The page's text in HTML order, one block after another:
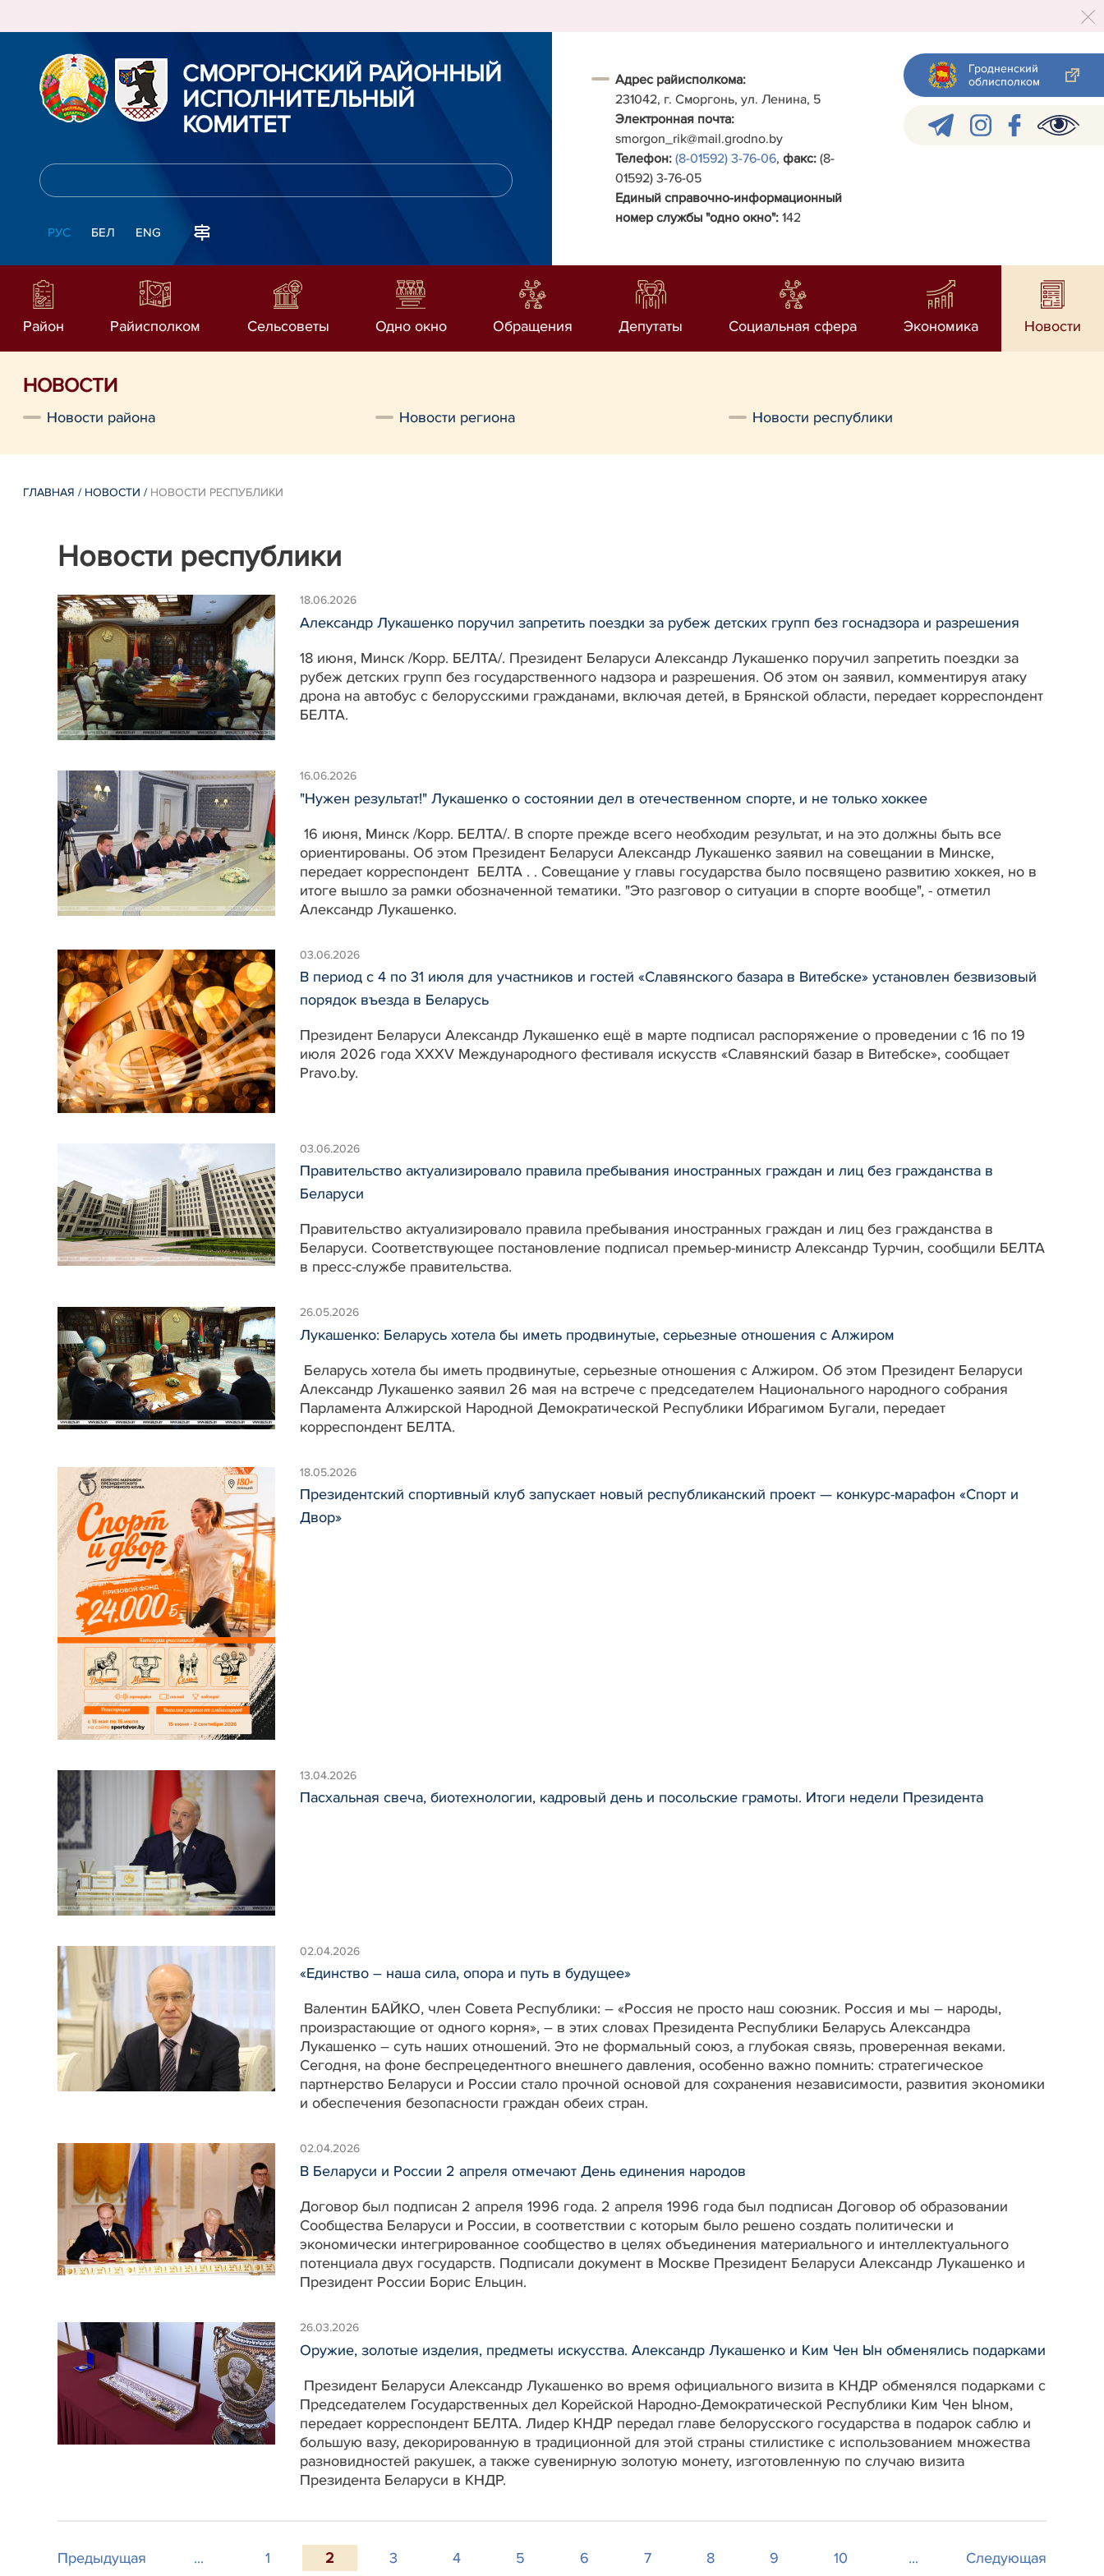
СМОРГОНСКИЙ РАЙОННЫЙ
ИСПОЛНИТЕЛЬНЫЙ
КОМИТЕТ
РУС БЕЛ ENG
Адрес райисполкома:
231042, г. Сморгонь, ул. Ленина, 5
Электронная почта:
smorgon_rik@mail.grodno.by
Телефон: (8-01592) 3-76-06, факс: (8-
01592) 3-76-05
Единый справочно-информационный
номер службы "одно окно": 142
Гродненский
облисполком
Район Райисполком Сельсоветы Одно окно Обращения Депутаты Социальная сфера Экономика Новости
НОВОСТИ
Новости района Новости региона Новости республики
ГЛАВНАЯ / НОВОСТИ / НОВОСТИ РЕСПУБЛИКИ
Новости республики
18.06.2026
Александр Лукашенко поручил запретить поездки за рубеж детских групп без госнадзора и разрешения
18 июня, Минск /Корр. БЕЛТА/. Президент Беларуси Александр Лукашенко поручил запретить поездки за
рубеж детских групп без государственного надзора и разрешения. Об этом он заявил, комментируя атаку
дрона на автобус с белорусскими гражданами, включая детей, в Брянской области, передает корреспондент
БЕЛТА.
16.06.2026
"Нужен результат!" Лукашенко о состоянии дел в отечественном спорте, и не только хоккее
16 июня, Минск /Корр. БЕЛТА/. В спорте прежде всего необходим результат, и на это должны быть все
ориентированы. Об этом Президент Беларуси Александр Лукашенко заявил на совещании в Минске,
передает корреспондент БЕЛТА . . Совещание у главы государства было посвящено развитию хоккея, но в
итоге вышло за рамки обозначенной тематики. "Это разговор о ситуации в спорте вообще", - отметил
Александр Лукашенко.
03.06.2026
В период с 4 по 31 июля для участников и гостей «Славянского базара в Витебске» установлен безвизовый
порядок въезда в Беларусь
Президент Беларуси Александр Лукашенко ещё в марте подписал распоряжение о проведении с 16 по 19
июля 2026 года XXXV Международного фестиваля искусств «Славянский базар в Витебске», сообщает
Pravo.by.
03.06.2026
Правительство актуализировало правила пребывания иностранных граждан и лиц без гражданства в
Беларуси
Правительство актуализировало правила пребывания иностранных граждан и лиц без гражданства в
Беларуси. Соответствующее постановление подписал премьер-министр Александр Турчин, сообщили БЕЛТА
в пресс-службе правительства.
26.05.2026
Лукашенко: Беларусь хотела бы иметь продвинутые, серьезные отношения с Алжиром
Беларусь хотела бы иметь продвинутые, серьезные отношения с Алжиром. Об этом Президент Беларуси
Александр Лукашенко заявил 26 мая на встрече с председателем Национального народного собрания
Парламента Алжирской Народной Демократической Республики Ибрагимом Бугали, передает
корреспондент БЕЛТА.
18.05.2026
Президентский спортивный клуб запускает новый республиканский проект — конкурс-марафон «Спорт и
Двор»
13.04.2026
Пасхальная свеча, биотехнологии, кадровый день и посольские грамоты. Итоги недели Президента
02.04.2026
«Единство – наша сила, опора и путь в будущее»
Валентин БАЙКО, член Совета Республики: – «Россия не просто наш союзник. Россия и мы – народы,
произрастающие от одного корня», – в этих словах Президента Республики Беларусь Александра
Лукашенко – суть наших отношений. Это не формальный союз, а глубокая связь, проверенная веками.
Сегодня, на фоне беспрецедентного внешнего давления, особенно важно помнить: стратегическое
партнерство Беларуси и России стало прочной основой для сохранения независимости, развития экономики
и обеспечения безопасности граждан обеих стран.
02.04.2026
В Беларуси и России 2 апреля отмечают День единения народов
Договор был подписан 2 апреля 1996 года. 2 апреля 1996 года был подписан Договор об образовании
Сообщества Беларуси и России, в соответствии с которым было решено создать политически и
экономически интегрированное сообщество в целях объединения материального и интеллектуального
потенциала двух государств. Подписали документ в Москве Президент Беларуси Александр Лукашенко и
Президент России Борис Ельцин.
26.03.2026
Оружие, золотые изделия, предметы искусства. Александр Лукашенко и Ким Чен Ын обменялись подарками
Президент Беларуси Александр Лукашенко во время официального визита в КНДР обменялся подарками с
Председателем Государственных дел Корейской Народно-Демократической Республики Ким Чен Ыном,
передает корреспондент БЕЛТА. Лидер КНДР передал главе белорусского государства в подарок саблю и
большую вазу, декорированную в традиционной для этой страны стилистике с использованием множества
разновидностей ракушек, а также сувенирную золотую монету, изготовленную по случаю визита
Президента Беларуси в КНДР.
Предыдущая ... 1 2 3 4 5 6 7 8 9 10 ... Следующая